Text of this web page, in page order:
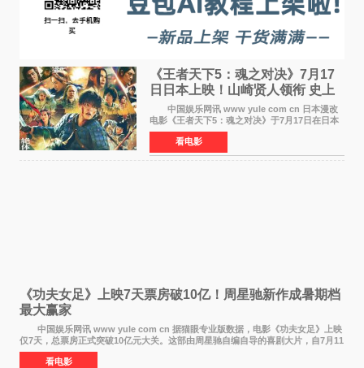
《王者天下5：魂之对决》7月17
日日本上映！山崎贤人领衔 史上
最大“函谷关防卫战”
中国娱乐网讯 www yule com cn 日本漫改
电影《王者天下5：魂之对决》于7月17日在日本
全国上映。这部由佐藤信介执导、山崎贤人主演
的历史动作片，改编自原泰久同名人气漫画，继
续讲述信和漂
看电影
《功夫女足》上映7天票房破10亿！周星驰新作成暑期档
最大赢家
中国娱乐网讯 www yule com cn 据猫眼专业版数据，电影《功夫女足》上映
仅7天，总票房正式突破10亿元大关。这部由周星驰自编自导的喜剧大片，自7月11
日公映以来便展现出惊人的市场统治力。
看电影